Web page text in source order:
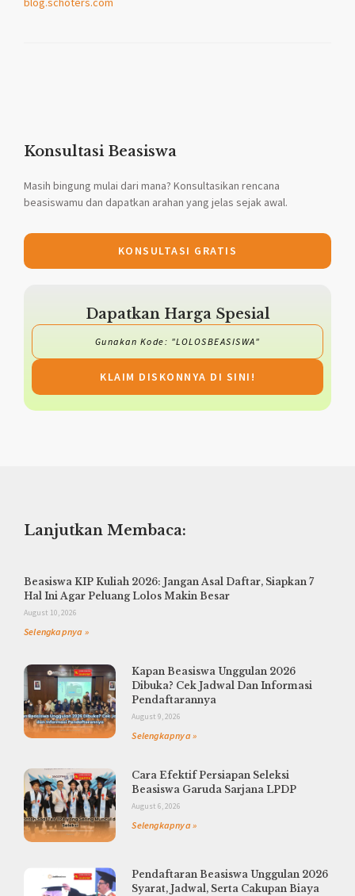
Konsultasi Beasiswa
Masih bingung mulai dari mana? Konsultasikan rencana
beasiswamu dan dapatkan arahan yang jelas sejak awal.
KONSULTASI GRATIS
Dapatkan Harga Spesial
Gunakan Kode: "LOLOSBEASISWA"
KLAIM DISKONNYA DI SINI!
Lanjutkan Membaca:
Beasiswa KIP Kuliah 2026: Jangan Asal Daftar, Siapkan 7
Hal Ini Agar Peluang Lolos Makin Besar
August 10, 2026
Selengkapnya »
Kapan Beasiswa Unggulan 2026
Dibuka? Cek Jadwal Dan Informasi
Pendaftarannya
August 9, 2026
Selengkapnya »
Cara Efektif Persiapan Seleksi
Beasiswa Garuda Sarjana LPDP
August 6, 2026
Selengkapnya »
Pendaftaran Beasiswa Unggulan 2026
Syarat, Jadwal, Serta Cakupan Biaya